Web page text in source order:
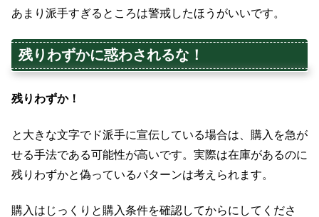
あまり派手すぎるところは警戒したほうがいいです。
残りわずかに惑わされるな！
残りわずか！
と大きな文字でド派手に宣伝している場合は、購入を急が
せる手法である可能性が高いです。実際は在庫があるのに
残りわずかと偽っているパターンは考えられます。
購入はじっくりと購入条件を確認してからにしてくださ